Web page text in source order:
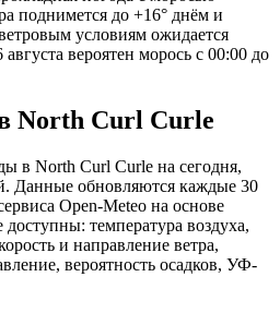
поднимется до +16° днём и
условиям ожидается
вероятен морось с 00:00 до
North Curl Curlе
в North Curl Curlе на сегодня,
Данные обновляются каждые 30
Open-Meteo на основе
температура воздуха,
и направление ветра,
вероятность осадков, УФ-